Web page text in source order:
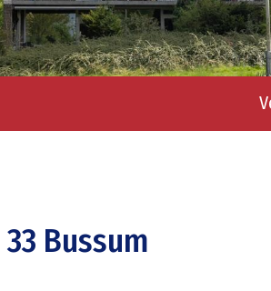
Bussum